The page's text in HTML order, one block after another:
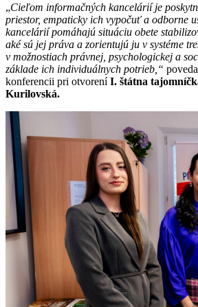
„Cieľom informačných kancelárií je
priestor, empaticky ich vypočuť a odborne
kancelárií pomáhajú situáciu obete
aké sú jej práva a zorientujú ju v systéme
v možnostiach právnej, psychologickej a
základe ich individuálnych potrieb,“
konferencii pri otvoreníI. štátna
Kurilovská.